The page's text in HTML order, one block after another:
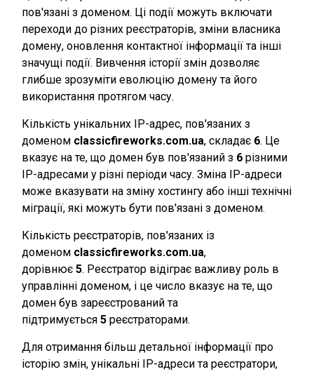
пов'язані з доменом. Ці події можуть включати
переходи до різних реєстраторів, зміни власника
домену, оновлення контактної інформації та інші
значущі події. Вивчення історії змін дозволяє
глибше зрозуміти еволюцію домену та його
використання протягом часу.
Кількість унікальних IP-адрес, пов'язаних з
доменом classicfireworks.com.ua, складає 6. Це
вказує на те, що домен був пов'язаний з 6 різними
IP-адресами у різні періоди часу. Зміна IP-адреси
може вказувати на зміну хостингу або інші технічні
міграції, які можуть бути пов'язані з доменом.
Кількість реєстраторів, пов'язаних із
доменом classicfireworks.com.ua,
дорівнює 5. Реєстратор відіграє важливу роль в
управлінні доменом, і це число вказує на те, що
домен був зареєстрований та
підтримується 5 реєстраторами.
Для отримання більш детальної інформації про
історію змін, унікальні IP-адреси та реєстратори,